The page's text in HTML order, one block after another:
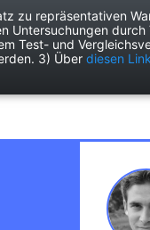
Freizeit Garten
zu repräsentativen
Test- und
3) Überdiesen Link